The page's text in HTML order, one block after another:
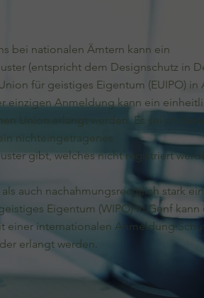
bei nationalen Ämtern kann ein
(entspricht dem Designschutz in
für geistiges Eigentum (EUIPO) in
einzigen Anmeldung kann ein
Union erlangt werden. Es sei an
nichteingetragenes
gibt, welches nicht registriert
auch nachahmungsrechtlich stark
Eigentum (WIPO) in Genf kann
einer internationalen Anmeldung
erlangt werden.